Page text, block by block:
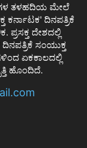
ತಳಹದಿಯ ಮೇಲೆ
ಕರ್ನಾಟಕ' ದಿನಪತ್ರಿಕೆ
ಪ್ರಸಕ್ತ ದೇಶದಲ್ಲಿ
ದಿನಪತ್ರಿಕೆ ಸಂಯುಕ್ತ
ಏಕಕಾಲದಲ್ಲಿ
ಹೊಂದಿದೆ.